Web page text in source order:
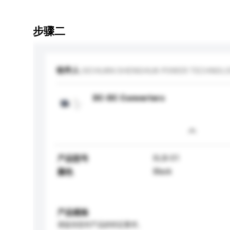
步骤二
收件人
DC-DC Converters
产品型号
SLB-01
颜色
Black
产品规格